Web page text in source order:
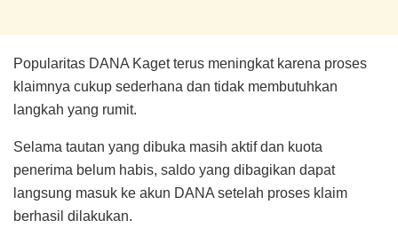
Popularitas DANA Kaget terus meningkat karena proses
klaimnya cukup sederhana dan tidak membutuhkan
langkah yang rumit.
Selama tautan yang dibuka masih aktif dan kuota
penerima belum habis, saldo yang dibagikan dapat
langsung masuk ke akun DANA setelah proses klaim
berhasil dilakukan.